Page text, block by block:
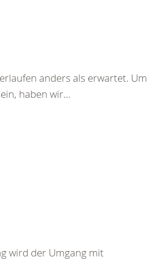
anders als erwartet. Um
haben wir...
wird der Umgang mit